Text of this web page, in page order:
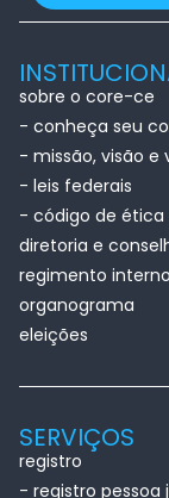
sobre o core-ce
- conheça seu
- missão, visão e
- leis federais
- código de ética
diretoria e
regimento interno
organograma
eleições
SERVIÇOS
registro
- registro pessoa